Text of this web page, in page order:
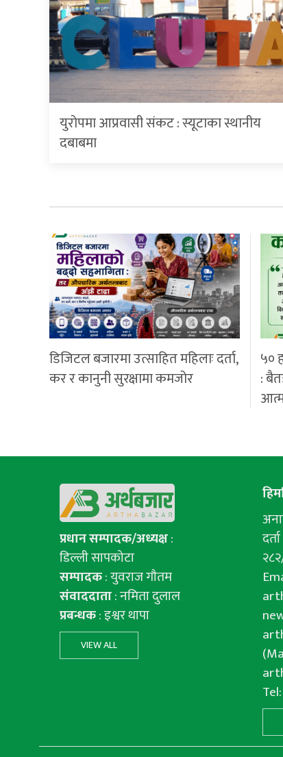
युरोपमा आप्रवासी संकट : स्यूटाका स्थानीय
दबाबमा
डिजिटल बजारमा उत्साहित महिलाः दर्ता,
कर र कानुनी सुरक्षामा कमजोर
५०
:
प्रधान सम्पादक/अध्यक्ष:
डिल्ली सापकोटा
सम्पादक: युवराज गाैतम
संवाददाता: नमिता दुलाल
प्रबन्धक: इश्वर थापा
VIEW ALL